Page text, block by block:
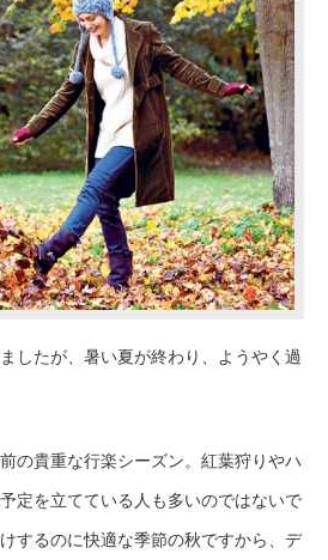
したが、暑い夏が終わり、ようやく過
の貴重な行楽シーズン。紅葉狩りやハ
定を立てている人も多いのではないで
するのに快適な季節の秋ですから、デ